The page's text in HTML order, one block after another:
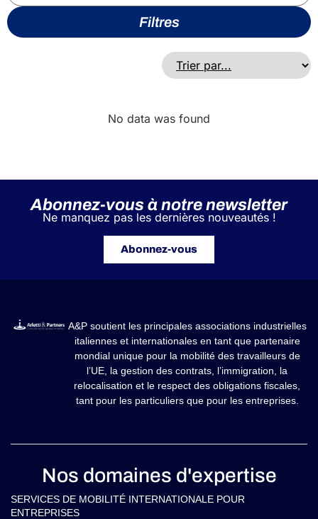
Filtres
No data was found
Abonnez-vous à notre newsletter
Ne manquez pas les dernières nouveautés !
Abonnez-vous
A&P soutient les principales associations industrielles
italiennes et internationales en tant que partenaire
mondial unique pour la mobilité des travailleurs de
l’UE, la gestion des contrats, l’immigration, la
relocalisation et le respect des obligations fiscales,
tant pour les particuliers que pour les entreprises.
Nos domaines d'expertise
SERVICES DE MOBILITÉ INTERNATIONALE POUR
ENTREPRISES